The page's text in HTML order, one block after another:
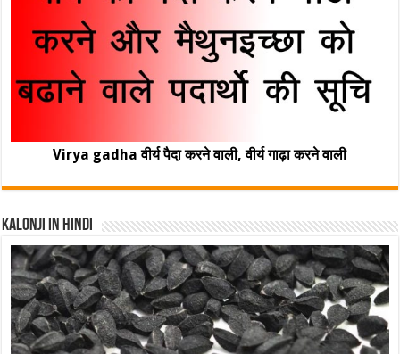
Virya gadha वीर्य पैदा करने वाली, वीर्य गाढ़ा करने वाली
Kalonji In Hindi